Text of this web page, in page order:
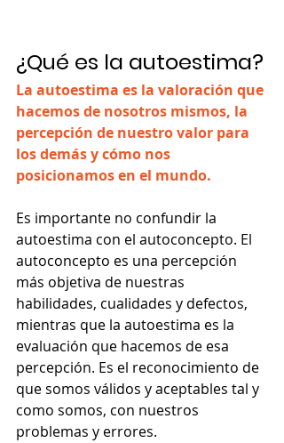
¿Qué es la autoestima?
La autoestima es la valoración que
hacemos de nosotros mismos, la
percepción de nuestro valor para
los demás y cómo nos
posicionamos en el mundo.
Es importante no confundir la
autoestima con el autoconcepto. El
autoconcepto es una percepción
más objetiva de nuestras
habilidades, cualidades y defectos,
mientras que la autoestima es la
evaluación que hacemos de esa
percepción. Es el reconocimiento de
que somos válidos y aceptables tal y
como somos, con nuestros
problemas y errores.